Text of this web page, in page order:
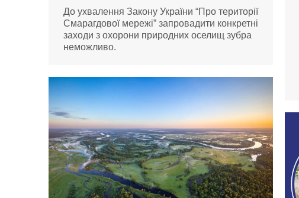
До ухвалення Закону України “Про території
Смарагдової мережі” запровадити конкретні
заходи з охорони природних оселищ зубра
неможливо.